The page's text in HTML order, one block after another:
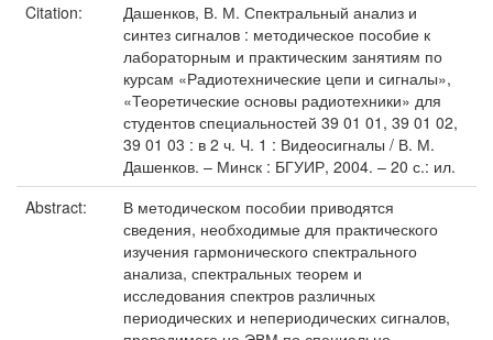
Citation:
Дашенков, В. М. Спектральный анализ и
синтез сигналов : методическое пособие к
лабораторным и практическим занятиям по
курсам «Радиотехнические цепи и сигналы»,
«Теоретические основы радиотехники» для
студентов специальностей 39 01 01, 39 01 02,
39 01 03 : в 2 ч. Ч. 1 : Видеосигналы / В. М.
Дашенков. – Минск : БГУИР, 2004. – 20 с.: ил.
Abstract:
В методическом пособии приводятся
сведения, необходимые для практического
изучения гармонического спектрального
анализа, спектральных теорем и
исследования спектров различных
периодических и непериодических сигналов,